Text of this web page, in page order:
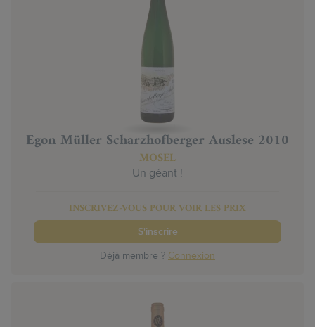
Egon Müller Scharzhofberger Auslese 2010
MOSEL
Un géant !
INSCRIVEZ-VOUS POUR VOIR LES PRIX
S'inscrire
Déjà membre ? Connexion